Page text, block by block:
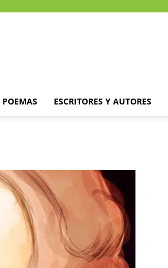
POEMAS ESCRITORES Y AUTORES